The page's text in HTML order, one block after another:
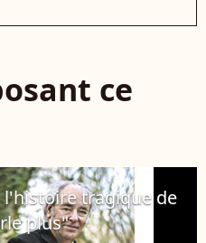
ce
l'histoire tragique de
plus"